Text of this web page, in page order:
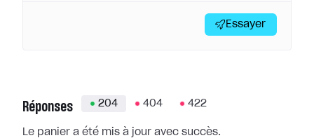
Essayer
Réponses 204 404 422
Le panier a été mis à jour avec succès.